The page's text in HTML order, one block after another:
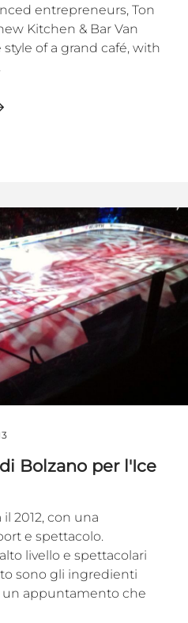
entrepreneurs, Ton
Kitchen & Bar Van
of a grand café, with
Bolzano per l'Ice
2012, con una
e spettacolo.
livello e spettacolari
sono gli ingredienti
un appuntamento che